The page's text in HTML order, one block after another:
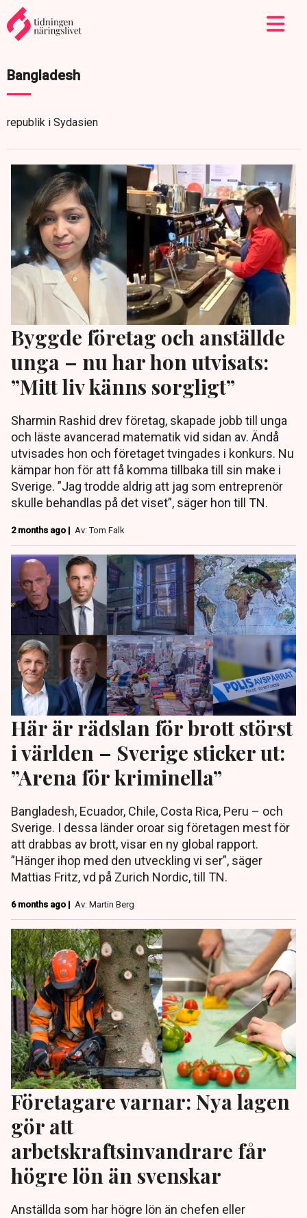
Bangladesh
republik i Sydasien
Byggde företag och anställde
unga – nu har hon utvisats:
”Mitt liv känns sorgligt”
Sharmin Rashid drev företag, skapade jobb till unga
och läste avancerad matematik vid sidan av. Ändå
utvisades hon och företaget tvingades i konkurs. Nu
kämpar hon för att få komma tillbaka till sin make i
Sverige. ”Jag trodde aldrig att jag som entreprenör
skulle behandlas på det viset”, säger hon till TN.
2 months ago | Av: Tom Falk
Här är rädslan för brott störst
i världen – Sverige sticker ut:
”Arena för kriminella”
Bangladesh, Ecuador, Chile, Costa Rica, Peru – och
Sverige. I dessa länder oroar sig företagen mest för
att drabbas av brott, visar en ny global rapport.
”Hänger ihop med den utveckling vi ser”, säger
Mattias Fritz, vd på Zurich Nordic, till TN.
6 months ago | Av: Martin Berg
Företagare varnar: Nya lagen
gör att
arbetskraftsinvandrare får
högre lön än svenskar
Anställda som har högre lön än chefen eller